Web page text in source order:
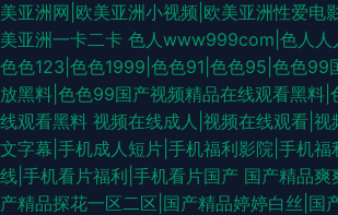
美亚洲网|欧美亚洲小视频|欧美亚洲性爱电
美亚洲一卡二卡 色人www999com|色人人
色色123|色色1999|色色91|色色95|色色99
放黑料|色色99国产视频精品在线观看黑料|
线观看黑料 视频在线成人|视频在线观看|视
文字幕|手机成人短片|手机福利影院|手机福
线|手机看片福利|手机看片国产 国产精品爽
产精品探花一区二区|国产精品婷婷白丝|国